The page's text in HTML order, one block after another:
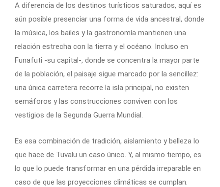
A diferencia de los destinos turísticos saturados, aquí es
aún posible presenciar una forma de vida ancestral, donde
la música, los bailes y la gastronomía mantienen una
relación estrecha con la tierra y el océano. Incluso en
Funafuti -su capital-, donde se concentra la mayor parte
de la población, el paisaje sigue marcado por la sencillez:
una única carretera recorre la isla principal, no existen
semáforos y las construcciones conviven con los
vestigios de la Segunda Guerra Mundial.
Es esa combinación de tradición, aislamiento y belleza lo
que hace de Tuvalu un caso único. Y, al mismo tiempo, es
lo que lo puede transformar en una pérdida irreparable en
caso de que las proyecciones climáticas se cumplan.